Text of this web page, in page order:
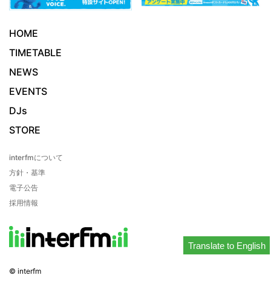
Translate to English
HOME
TIMETABLE
NEWS
EVENTS
DJs
STORE
interfmについて
方針・基準
電子公告
採用情報
© interfm